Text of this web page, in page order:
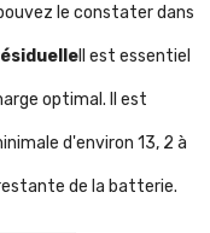
le constater dans
Il est essentiel
optimal. Il est
d'environ 13, 2 à
de la batterie.